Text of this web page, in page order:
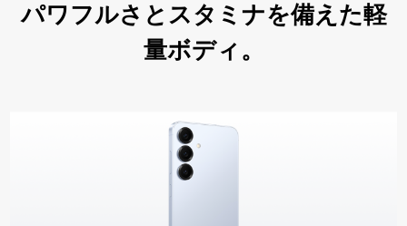
パワフルさとスタミナを備えた軽
量ボディ。